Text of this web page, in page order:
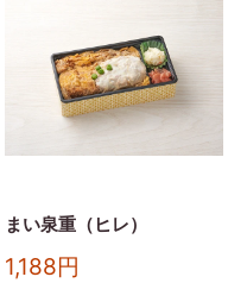
まい泉重（ヒレ）
販
売
1,188円